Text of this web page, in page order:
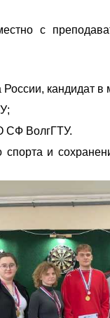
с
кандидат в
СФ ВолгГТУ.
и